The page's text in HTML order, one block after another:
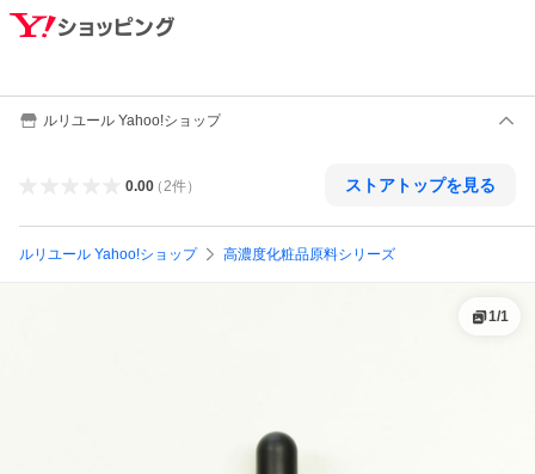
ルリユール Yahoo!ショップ
0.00（ 2件） ストアトップを見る
ルリユール Yahoo!ショップ 高濃度化粧品原料シリーズ
1/1